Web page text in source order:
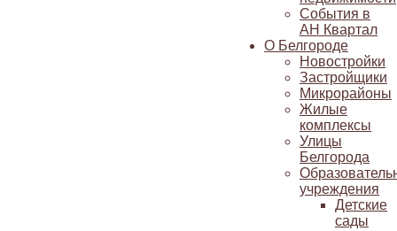
События в
АН Квартал
О Белгороде
Новостройки
Застройщики
Микрорайоны
Жилые
комплексы
Улицы
Белгорода
учреждения
Детские
сады